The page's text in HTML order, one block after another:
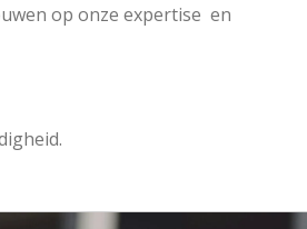
op onze expertise en